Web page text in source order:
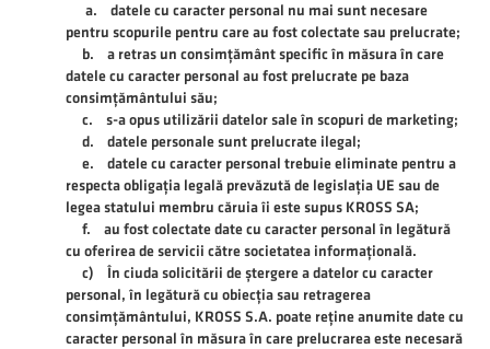
a. datele cu caracter personal nu mai sunt necesare
pentru scopurile pentru care au fost colectate sau prelucrate;
b. a retras un consimțământ specific în măsura în care
datele cu caracter personal au fost prelucrate pe baza
consimțământului său;
c. s-a opus utilizării datelor sale în scopuri de marketing;
d. datele personale sunt prelucrate ilegal;
e. datele cu caracter personal trebuie eliminate pentru a
respecta obligația legală prevăzută de legislația UE sau de
legea statului membru căruia îi este supus KROSS SA;
f. au fost colectate date cu caracter personal în legătură
cu oferirea de servicii către societatea informațională.
c) În ciuda solicitării de ștergere a datelor cu caracter
personal, în legătură cu obiecția sau retragerea
consimțământului, KROSS S.A. poate reține anumite date cu
caracter personal în măsura în care prelucrarea este necesară